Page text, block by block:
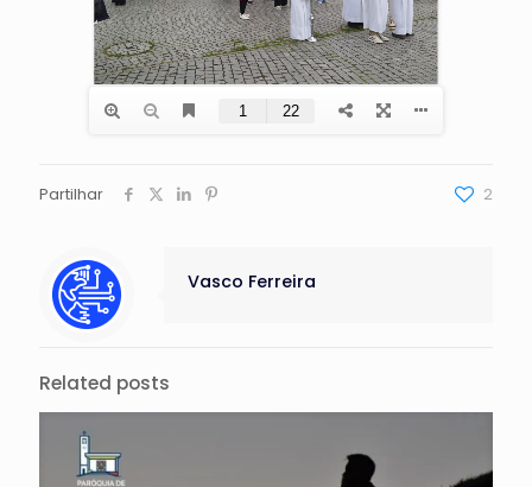
Partilhar 2
Vasco Ferreira
Related posts